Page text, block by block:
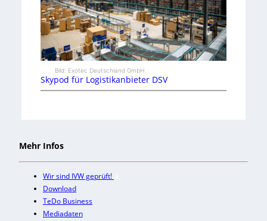
Bild: Exotec Deutschland GmbH
Skypod für Logistikanbieter DSV
Mehr Infos
Wir sind IVW geprüft!
Download
TeDo Business
Mediadaten